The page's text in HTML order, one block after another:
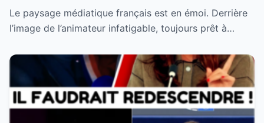
femme qu’il ait jamais épousée
Le paysage médiatique français est en émoi. Derrière
l’image de l’animateur infatigable, toujours prêt à…